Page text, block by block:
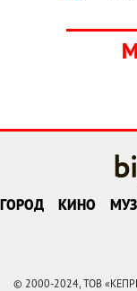
ГОРОД КИНО
© 2000-2024, ТОВ